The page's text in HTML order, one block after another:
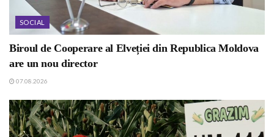
SOCIAL
Biroul de Cooperare al Elveției din Republica Moldova
are un nou director
07.08.2026